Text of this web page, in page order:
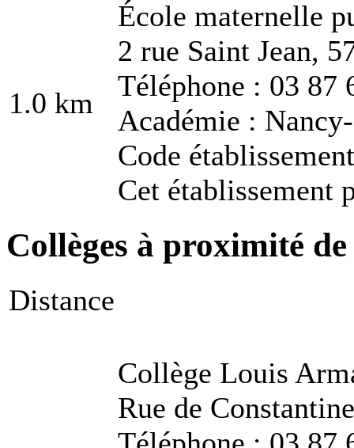
1.0 km
École maternelle
2 rue Saint Jean,
Téléphone : 03 87
Académie :
Code
Cet établissement
Collèges à proximité
Distance
Collège Louis
Rue de